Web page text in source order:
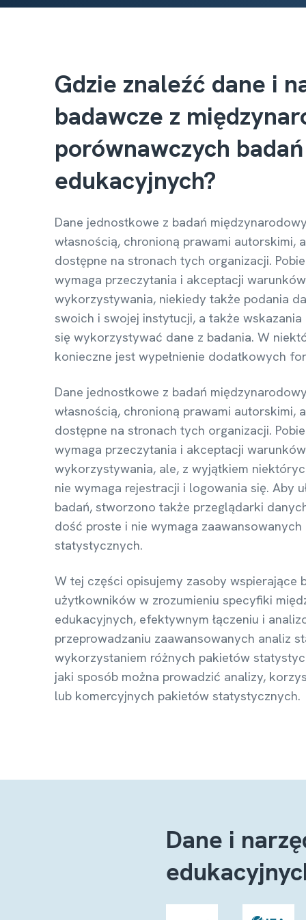
Gdzie znaleźć dane i
badawcze z
porównawczych badań
edukacyjnych?
Dane jednostkowe z badań
własnością, chronioną prawami autorskimi,
dostępne na stronach tych organizacji.
wymaga przeczytania i akceptacji
wykorzystywania, niekiedy także podania
swoich i swojej instytucji, a także
się wykorzystywać dane z badania. W
konieczne jest wypełnienie dodatkowych
Dane jednostkowe z badań
własnością, chronioną prawami autorskimi,
dostępne na stronach tych organizacji.
wymaga przeczytania i akceptacji
wykorzystywania, ale, z wyjątkiem
nie wymaga rejestracji i logowania się. Aby
badań, stworzono także przeglądarki
dość proste i nie wymaga zaawansowanych
statystycznych.
W tej części opisujemy zasoby wspierające
użytkowników w zrozumieniu specyfiki
edukacyjnych, efektywnym łączeniu i
przeprowadzaniu zaawansowanych analiz
wykorzystaniem różnych pakietów
jaki sposób można prowadzić analizy,
lub komercyjnych pakietów statystycznych.
Dane i